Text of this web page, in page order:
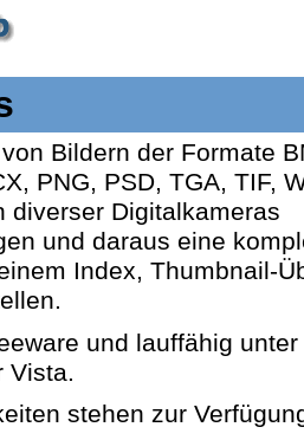
Bildern der Formate
PNG, PSD, TGA, TIF,
diverser Digitalkameras
und daraus eine
Index, Thumbnail-
und lauffähig
Vista.
stehen zur